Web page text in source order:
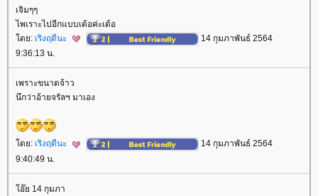
เจิมๆๆ
ไพเราะไปอีกแบบเด้อค่ะเด้อ
ดย: เริงฤดีนะ
14 กุมภาพันธ์ 2564
9:36:13 น.
เพราะขนาดจ้าว
นึกว่าอ้ายจรัลฯ มาเอง
ดย: เริงฤดีนะ
14 กุมภาพันธ์ 2564
9:40:49 น.
อ๊ย 14 กุมภา